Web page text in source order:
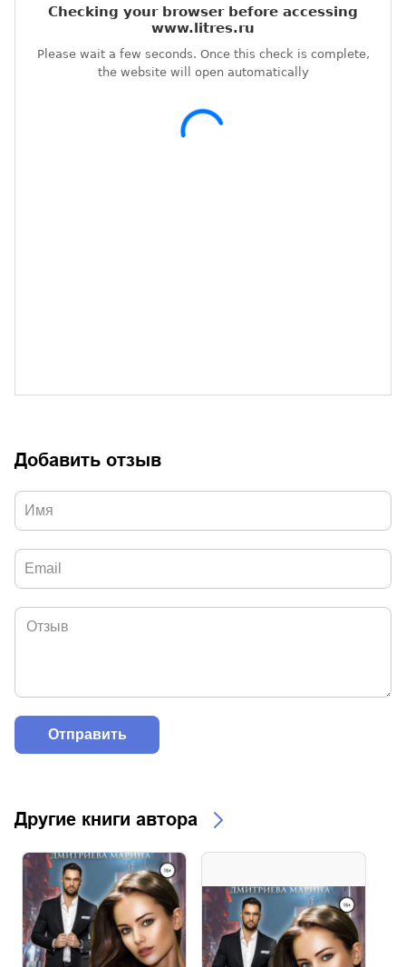
Добавить отзыв
Другие книги автора